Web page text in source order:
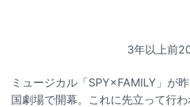
3年以上前
ミュージカル「SPY×FAMILY」が
国劇場で開幕。これに先立って行